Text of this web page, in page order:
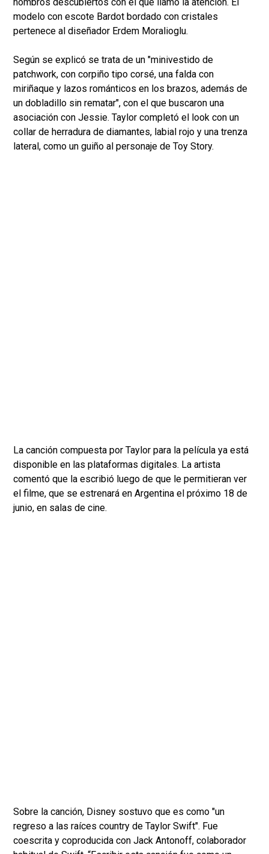
modelo con escote Bardot bordado con cristales
pertenece al diseñador Erdem Moralioglu.
Según se explicó se trata de un "minivestido de
patchwork, con corpiño tipo corsé, una falda con
miriñaque y lazos románticos en los brazos, además de
un dobladillo sin rematar", con el que buscaron una
asociación con Jessie. Taylor completó el look con un
collar de herradura de diamantes, labial rojo y una trenza
lateral, como un guiño al personaje de Toy Story.
La canción compuesta por Taylor para la película ya está
disponible en las plataformas digitales. La artista
comentó que la escribió luego de que le permitieran ver
el filme, que se estrenará en Argentina el próximo 18 de
junio, en salas de cine.
Sobre la canción, Disney sostuvo que es como "un
regreso a las raíces country de Taylor Swift". Fue
coescrita y coproducida con Jack Antonoff, colaborador